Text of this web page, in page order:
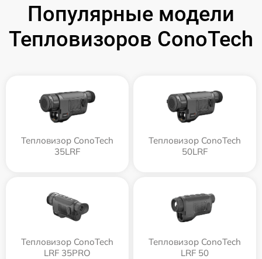
Популярные модели
Тепловизоров ConoTech
Тепловизор ConoTech
35LRF
Тепловизор ConoTech
50LRF
Тепловизор ConoTech
LRF 35PRO
Тепловизор ConoTech
LRF 50